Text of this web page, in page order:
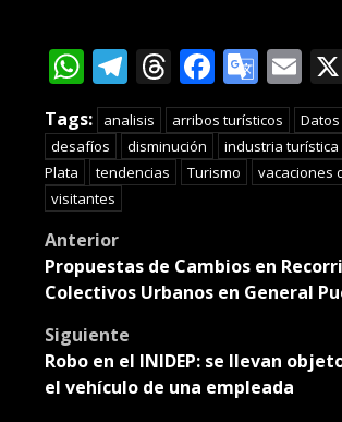
WhatsApp
Telegram
Threads
Tags: analisis arribos turísticos
desafíos
disminución industria turística
Plata
tendencias Turismo
vacaciones
visitantes
Post
navigation
Anterior
Propuestas de Cambios en
Colectivos Urbanos en General
Siguiente
Robo en el INIDEP: se llevan
el vehículo de una empleada